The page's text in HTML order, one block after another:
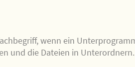
wenn ein
und die Dateien in Unterordnern.